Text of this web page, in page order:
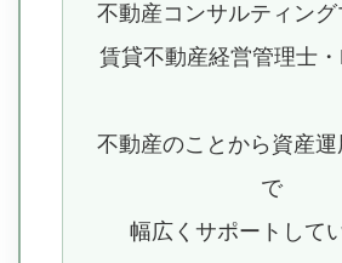
不動産コンサルティング
賃貸不動産経営管理士
不動産のことから資産運
で
幅広くサポートして